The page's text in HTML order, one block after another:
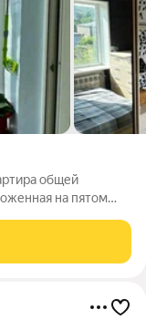
общей
на пятом
города Находка, на